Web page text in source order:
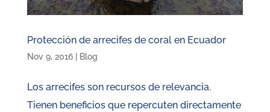
Protección de arrecifes de coral en Ecuador
Nov 9, 2016| Blog
Los arrecifes son recursos de relevancia.
Tienen beneficios que repercuten directamente